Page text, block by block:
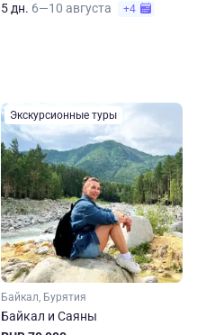
5 дн. 6—10 августа +4
Экскурсионные туры
Байкал, Бурятия
Байкал и Саяны